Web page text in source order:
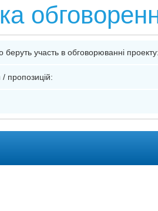
беруть участь в обговорюванні
пропозицій: